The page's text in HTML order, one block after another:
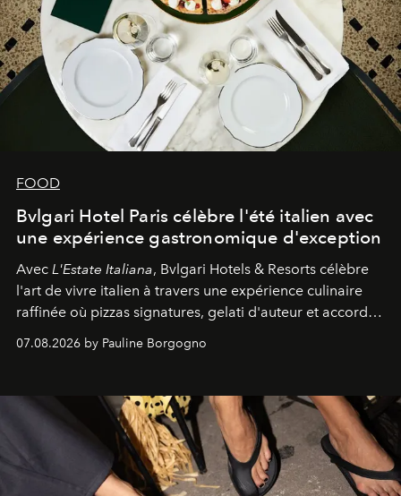
FOOD
Bvlgari Hotel Paris célèbre l'été italien avec
une expérience gastronomique d'exception
Avec L'Estate Italiana, Bvlgari Hotels & Resorts célèbre
l'art de vivre italien à travers une expérience culinaire
raffinée où pizzas signatures, gelati d'auteur et accords
d'exception composent un véritable voyage sensoriel.
07.08.2026 by Pauline Borgogno